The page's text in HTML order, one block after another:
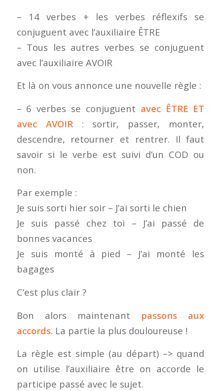
– 14 verbes + les verbes réflexifs se
conjuguent avec l’auxiliaire ÊTRE
– Tous les autres verbes se conjuguent
avec l’auxiliaire AVOIR
Et là on vous annonce une nouvelle règle :
– 6 verbes se conjuguent avec ÊTRE ET
avec AVOIR: sortir, passer, monter,
descendre, retourner et rentrer. Il faut
savoir si le verbe est suivi d’un COD ou
non.
Par exemple :
Je suis sorti hier soir – J’ai sorti le chien
Je suis passé chez toi – J’ai passé de
bonnes vacances
Je suis monté à pied – J’ai monté les
bagages
C’est plus clair ?
Bon alors maintenant passons aux
accords. La partie la plus douloureuse !
La règle est simple (au départ) –> quand
on utilise l’auxiliaire être on accorde le
participe passé avec le sujet.